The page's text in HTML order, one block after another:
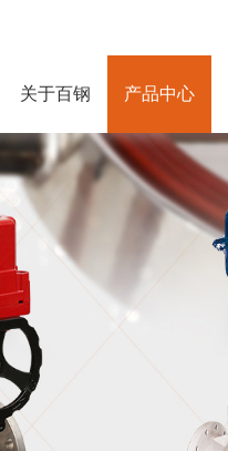
关于百钢 产品中心